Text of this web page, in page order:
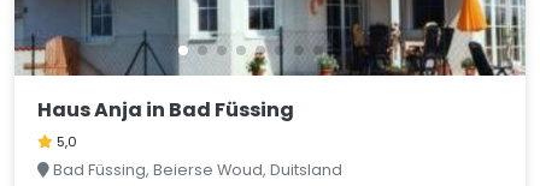
Haus Anja in Bad Füssing
5,0
Bad Füssing, Beierse Woud, Duitsland